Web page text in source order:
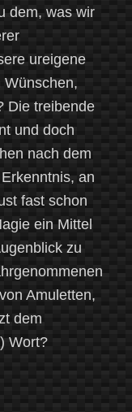
dem, was wir
ureigene
Wünschen,
Die treibende
und doch
nach dem
an
fast schon
ein Mittel
zu
Amuletten,
dem
Wort?